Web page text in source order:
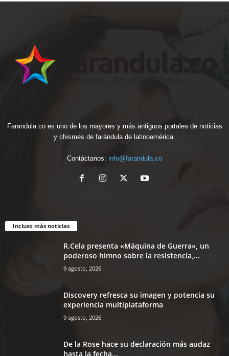
Farandula.co es uno de los mayores y más antiguos portales de noticias
y chismes de farándula de latinoamérica.
Contáctanos: info@farandula.co
Incluso más noticias
R.Cela presenta «Máquina de Guerra», un
poderoso himno sobre la resistencia,...
9 agosto, 2026
Discovery refresca su imagen y potencia su
experiencia multiplataforma
9 agosto, 2026
De la Rose hace su declaración más audaz
hasta la fecha...